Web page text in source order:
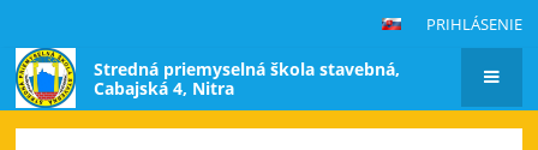
PRIHLÁSENIE
Stredná priemyselná škola stavebná,
Cabajská 4, Nitra